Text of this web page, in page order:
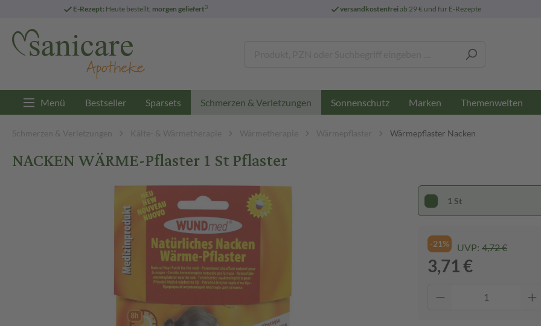
E-Rezept: Heute bestellt, morgen geliefert3 versandkostenfreiab 29 € und für E-Rezepte
Menü Bestseller Sparsets Schmerzen & Verletzungen Sonnenschutz Marken Themenwelten
Schmerzen & Verletzungen Kälte- & Wärmetherapie Wärmetherapie Wärmepflaster Wärmepflaster Nacken
NACKEN WÄRME-Pflaster 1 St Pflaster
1 St
-21% UVP: 4,72 €
3,71 €